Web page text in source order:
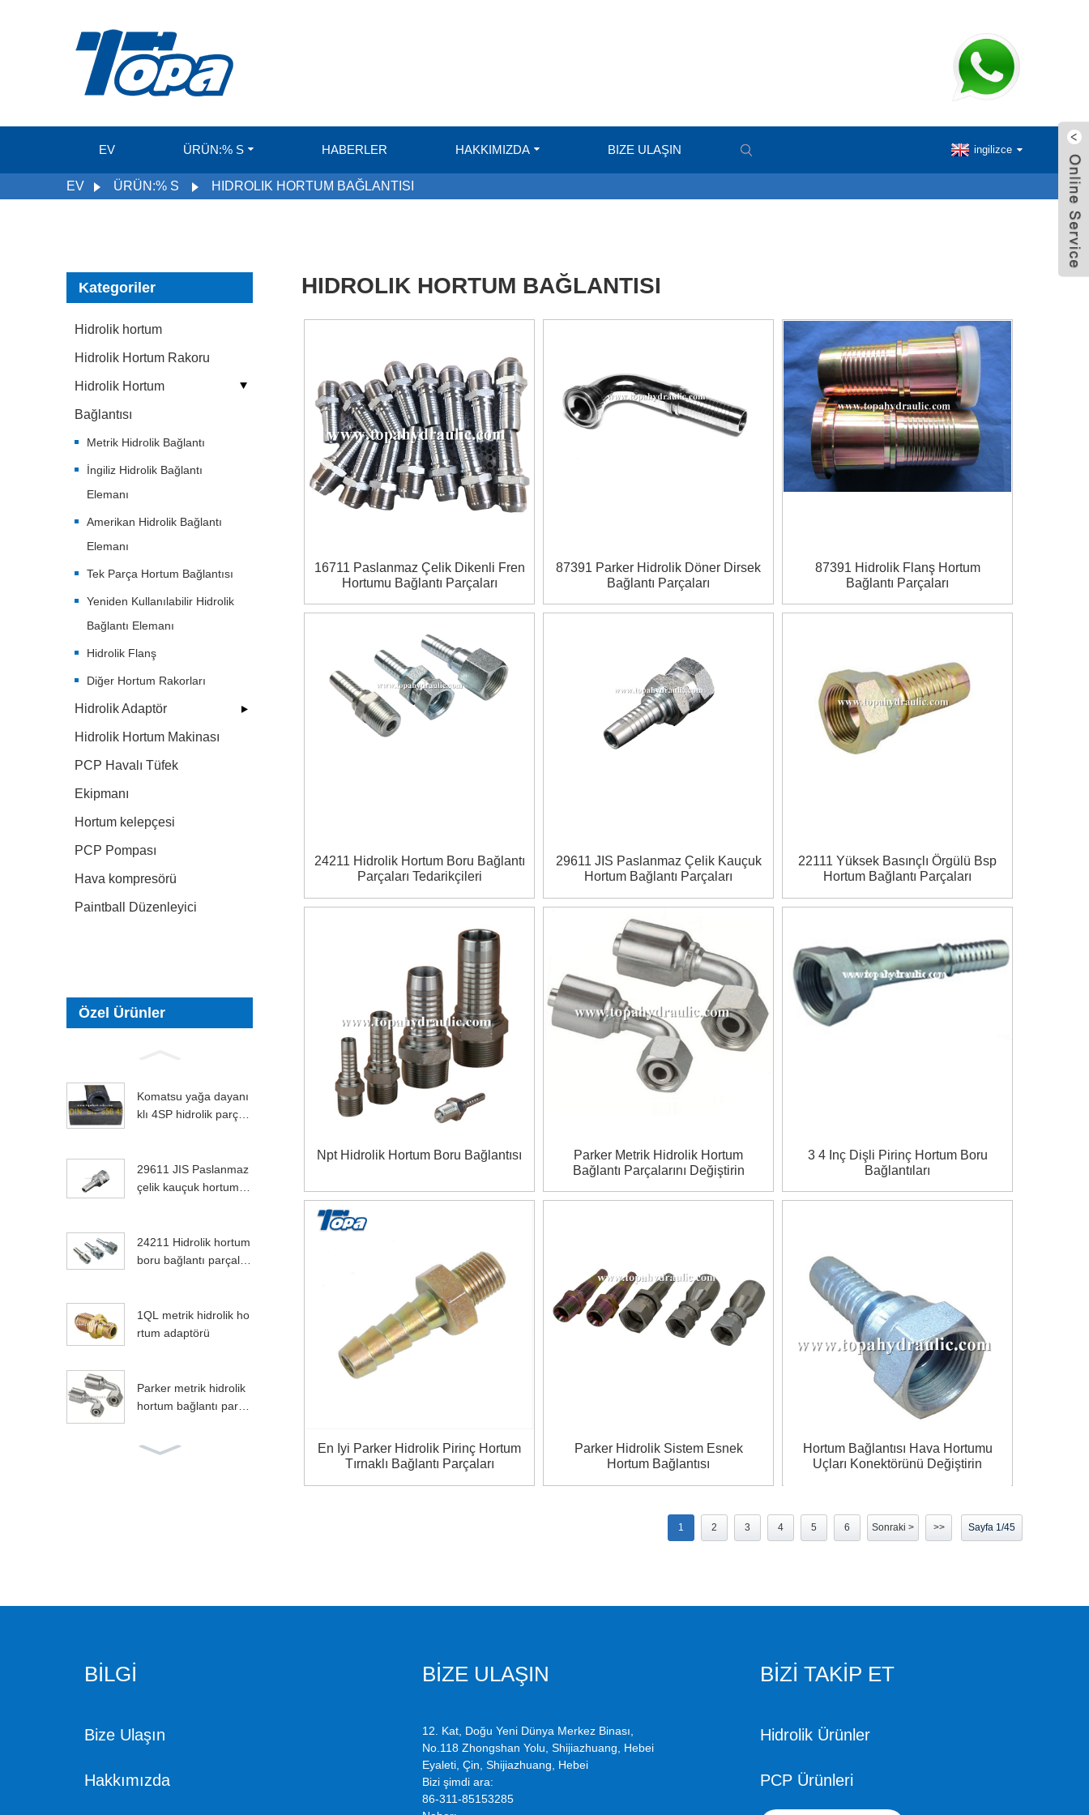
EV ÜRÜN:% S HABERLER HAKKIMIZDA BIZE ULAŞIN ingilizce
EV ÜRÜN:% S HIDROLIK HORTUM BAĞLANTISI
Kategoriler
Hidrolik hortum
Hidrolik Hortum Rakoru
Hidrolik Hortum
Bağlantısı
Metrik Hidrolik Bağlantı
İngiliz Hidrolik Bağlantı
Elemanı
Amerikan Hidrolik Bağlantı
Elemanı
Tek Parça Hortum Bağlantısı
Yeniden Kullanılabilir Hidrolik
Bağlantı Elemanı
Hidrolik Flanş
Diğer Hortum Rakorları
Hidrolik Adaptör
Hidrolik Hortum Makinası
PCP Havalı Tüfek
Ekipmanı
Hortum kelepçesi
PCP Pompası
Hava kompresörü
Paintball Düzenleyici
Özel Ürünler
Komatsu yağa dayanı
klı 4SP hidrolik parçal
29611 JIS Paslanmaz
çelik kauçuk hortum b
24211 Hidrolik hortum
boru bağlantı parçalar
1QL metrik hidrolik ho
rtum adaptörü
Parker metrik hidrolik
hortum bağlantı parçal
paslanmaz çelik hidroli
mpresörü
HIDROLIK HORTUM BAĞLANTISI
16711 Paslanmaz Çelik Dikenli Fren
Hortumu Bağlantı Parçaları
87391 Parker Hidrolik Döner Dirsek
Bağlantı Parçaları
87391 Hidrolik Flanş Hortum
Bağlantı Parçaları
24211 Hidrolik Hortum Boru Bağlantı
Parçaları Tedarikçileri
29611 JIS Paslanmaz Çelik Kauçuk
Hortum Bağlantı Parçaları
22111 Yüksek Basınçlı Örgülü Bsp
Hortum Bağlantı Parçaları
Npt Hidrolik Hortum Boru Bağlantısı
Parker Metrik Hidrolik Hortum
Bağlantı Parçalarını Değiştirin
3 4 Inç Dişli Pirinç Hortum Boru
Bağlantıları
En Iyi Parker Hidrolik Pirinç Hortum
Tırnaklı Bağlantı Parçaları
Parker Hidrolik Sistem Esnek
Hortum Bağlantısı
Hortum Bağlantısı Hava Hortumu
Uçları Konektörünü Değiştirin
1 2 3 4 5 6 Sonraki > >> Sayfa 1/45
BİLGİ
Bize Ulaşın
Hakkımızda
BİZE ULAŞIN
12. Kat, Doğu Yeni Dünya Merkez Binası,
No.118 Zhongshan Yolu, Shijiazhuang, Hebei
Eyaleti, Çin, Shijiazhuang, Hebei
Bizi şimdi ara:
86-311-85153285
BİZİ TAKİP ET
Hidrolik Ürünler
PCP Ürünleri